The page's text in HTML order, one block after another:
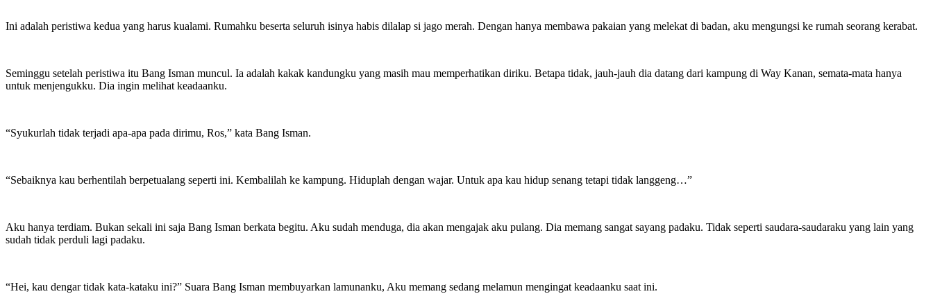
Ini adalah peristiwa kedua yang harus kualami. Rumahku beserta seluruh isinya habis dilalap si jago merah. Dengan hanya membawa pakaian yang melekat di badan, aku mengungsi ke rumah seorang kerabat.
Seminggu setelah peristiwa itu Bang Isman muncul. Ia adalah kakak kandungku yang masih mau memperhatikan diriku. Betapa tidak, jauh-jauh dia datang dari kampung di Way Kanan, semata-mata hanya
untuk menjengukku. Dia ingin melihat keadaanku.
“Syukurlah tidak terjadi apa-apa pada dirimu, Ros,” kata Bang Isman.
“Sebaiknya kau berhentilah berpetualang seperti ini. Kembalilah ke kampung. Hiduplah dengan wajar. Untuk apa kau hidup senang tetapi tidak langgeng…”
Aku hanya terdiam. Bukan sekali ini saja Bang Isman berkata begitu. Aku sudah menduga, dia akan mengajak aku pulang. Dia memang sangat sayang padaku. Tidak seperti saudara-saudaraku yang lain yang
sudah tidak perduli lagi padaku.
“Hei, kau dengar tidak kata-kataku ini?” Suara Bang Isman membuyarkan lamunanku, Aku memang sedang melamun mengingat keadaanku saat ini.